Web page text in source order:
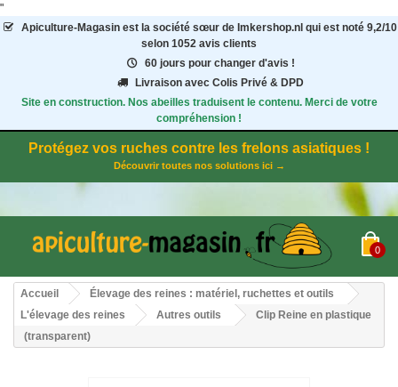
"
Apiculture-Magasinest la société sœur de Imkershop.nl qui est noté 9,2/10
selon 1052 avis clients
60 jours pour changer d'avis !
Livraison avec Colis Privé & DPD
Site en construction. Nos abeilles traduisent le contenu. Merci de votre
compréhension !
Protégez vos ruches contre les frelons asiatiques !
Découvrir toutes nos solutions ici →
0
Accueil
Élevage des reines : matériel, ruchettes et outils
L'élevage des reines
Autres outils
Clip Reine en plastique
(transparent)